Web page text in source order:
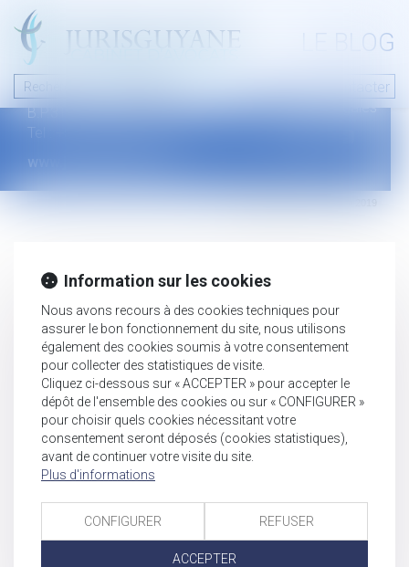
LE BLOG
Nous contacter
46 avenue de la liberté
B.P.315 - 97327 Cayenne Cedex
Tel : +594 594 29 45 35
www.jurisguyane.com
Mentions légales
Information sur les cookies
Nous avons recours à des cookies techniques pour
assurer le bon fonctionnement du site, nous utilisons
également des cookies soumis à votre consentement
pour collecter des statistiques de visite.
Cliquez ci-dessous sur « ACCEPTER » pour accepter le
dépôt de l'ensemble des cookies ou sur « CONFIGURER »
pour choisir quels cookies nécessitant votre
consentement seront déposés (cookies statistiques),
avant de continuer votre visite du site.
Plus d'informations
CONFIGURER REFUSER
ACCEPTER